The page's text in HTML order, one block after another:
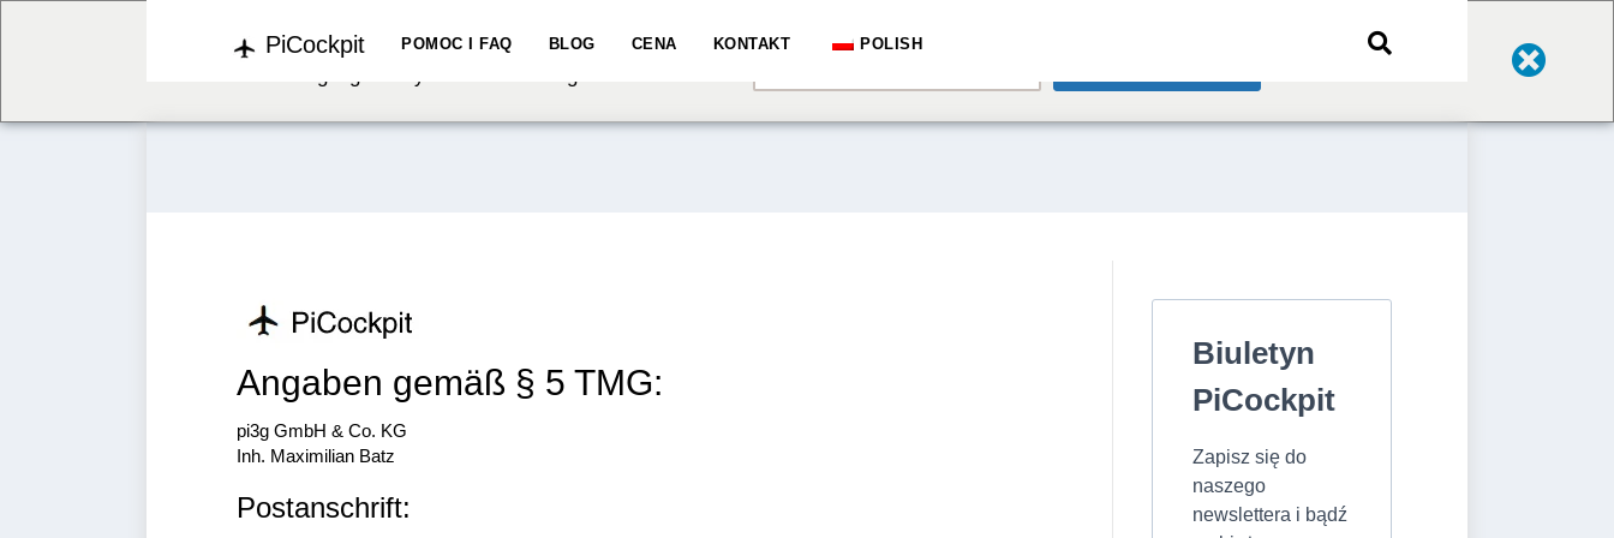
We've detected you might be speaking a different
English
PiCockpit POMOC I FAQ BLOG CENA KONTAKT POLISH
Angaben gemäß § 5 TMG:
pi3g GmbH & Co. KG
Inh. Maximilian Batz
Postanschrift:
Biuletyn
PiCockpit
Zapisz się do
naszego
newslettera i bądź